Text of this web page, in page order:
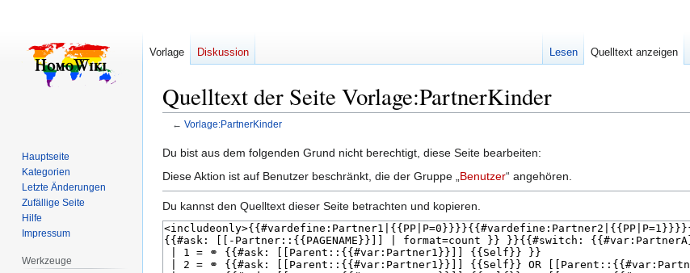
Quelltext der Seite Vorlage:PartnerKinder
← Vorlage:PartnerKinder
Zur
Navigation
Zur
Suche
Du bist aus dem folgenden Grund nicht berechtigt, diese Seite bearbeiten:
Diese Aktion ist auf Benutzer beschränkt, die der Gruppe „ Benutzer“ angehören.
Du kannst den Quelltext dieser Seite betrachten und kopieren.
Vorlage Diskussion Lesen Quelltext anzeigen
Hauptseite
Kategorien
Letzte Änderungen
Zufällige Seite
Hilfe
Impressum
Werkzeuge